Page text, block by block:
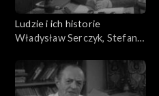
Ludzie i ich historie
Władysław Serczyk, Stefania
Jerzy Broszkiewicz